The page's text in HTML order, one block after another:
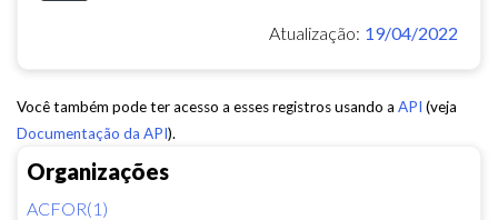
Organizações
ACFOR(1)
Atualização: 19/04/2022
Você também pode ter acesso a esses registros usando a API (veja
Documentação da API).